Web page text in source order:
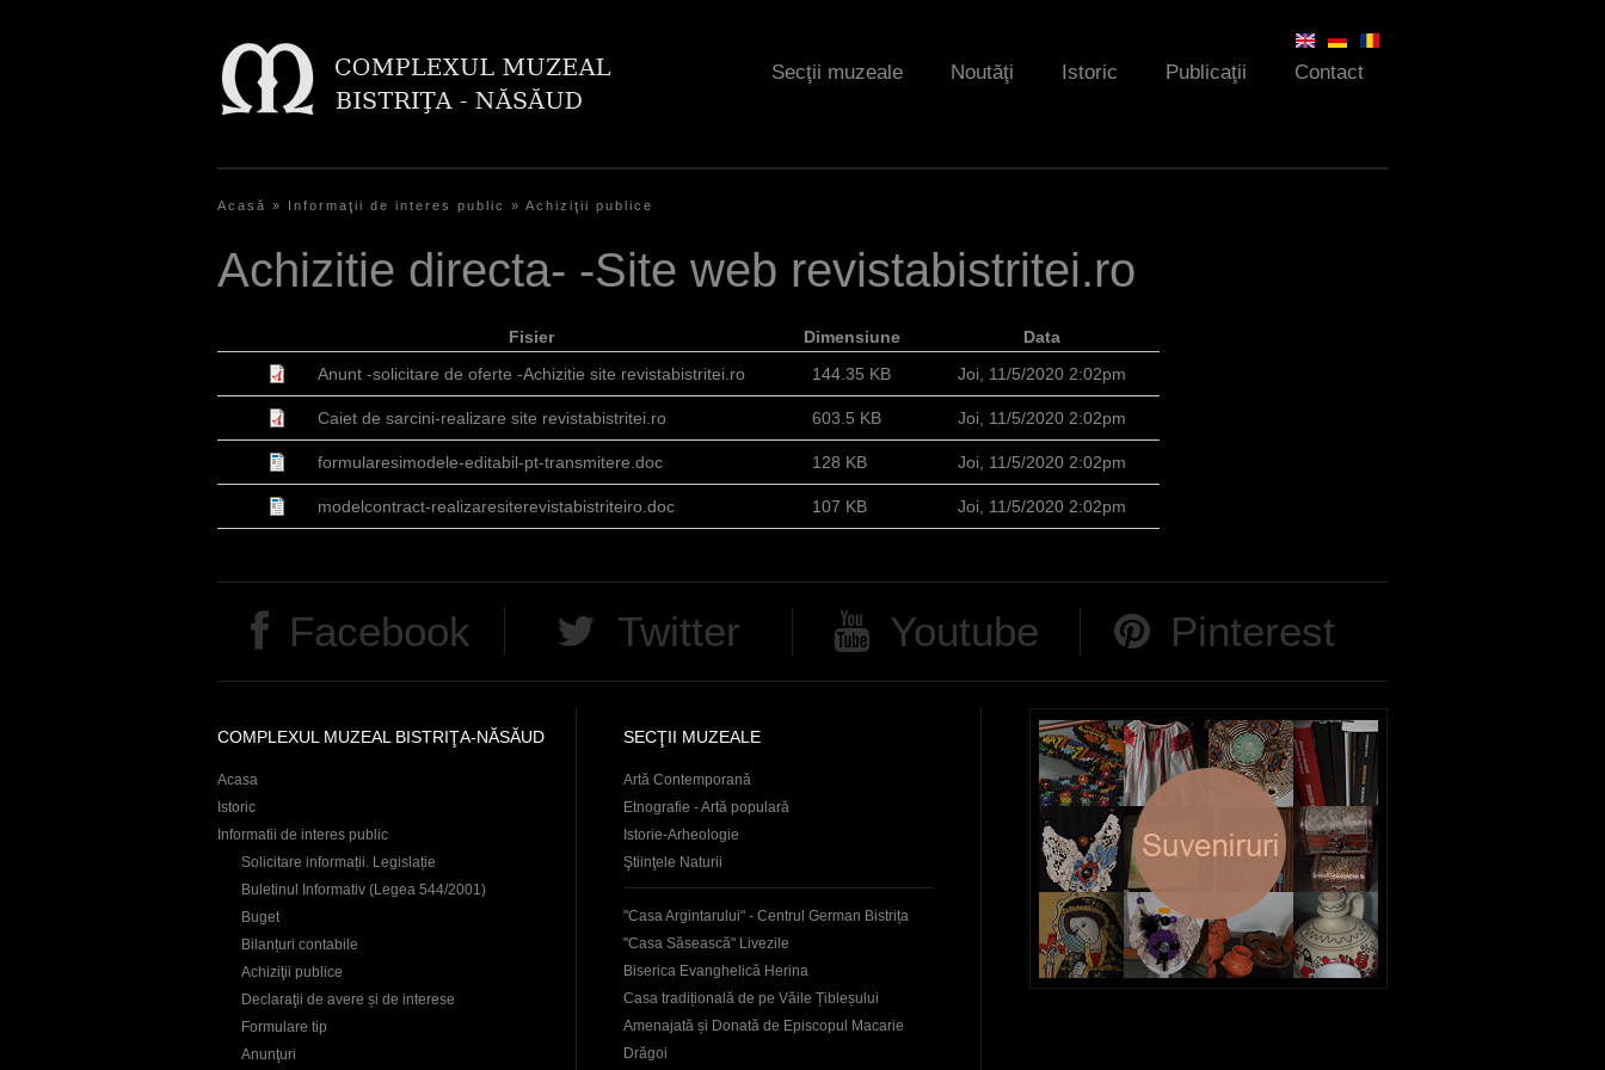
Secţii muzeale Noutăţi Istoric Publicaţii Contact
ş
i
a
i
c
Acasă » Informaţii de interes public » Achiziţii publice
Achizitie directa- -Site web revistabistritei.ro
Fisier Dimensiune
Data
Anunt -solicitare de oferte -Achizitie site revistabistritei.ro
144.35 KB Joi, 11/5/2020 2:02pm
Caiet de sarcini-realizare site revistabistritei.ro 603.5 KB Joi, 11/5/2020 2:02pm
formularesimodele-editabil-pt-transmitere.doc 128 KB Joi, 11/5/2020 2:02pm
modelcontract-realizaresiterevistabistriteiro.doc 107 KB Joi, 11/5/2020 2:02pm
Facebook Twitter Youtube Pinterest
COMPLEXUL MUZEAL BISTRIŢA-NĂSĂUD
Acasa
Istoric
Informatii de interes public
Solicitare informații. Legislație
Buletinul Informativ (Legea 544/2001)
Buget
Bilanțuri contabile
Achiziţii publice
Declaraţii de avere și de interese
Formulare tip
Anunţuri
SECŢII MUZEALE
Artă Contemporană
Etnografie - Artă populară
Istorie-Arheologie
Ştiinţele Naturii
"Casa Argintarului" - Centrul German Bistrița
"Casa Săsească" Livezile
Biserica Evanghelică Herina
Casa tradițională de pe Văile Țibleșului
Amenajată și Donată de Episcopul Macarie
Drăgoi